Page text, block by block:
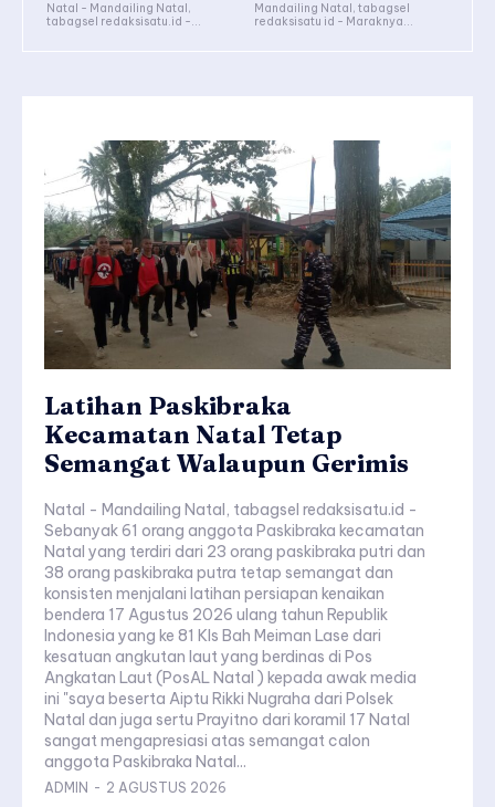
Natal - Mandailing Natal,
tabagsel redaksisatu.id -...
Mandailing Natal, tabagsel
redaksisatu id - Maraknya...
Latihan Paskibraka
Kecamatan Natal Tetap
Semangat Walaupun Gerimis
Natal - Mandailing Natal, tabagsel redaksisatu.id -
Sebanyak 61 orang anggota Paskibraka kecamatan
Natal yang terdiri dari 23 orang paskibraka putri dan
38 orang paskibraka putra tetap semangat dan
konsisten menjalani latihan persiapan kenaikan
bendera 17 Agustus 2026 ulang tahun Republik
Indonesia yang ke 81 Kls Bah Meiman Lase dari
kesatuan angkutan laut yang berdinas di Pos
Angkatan Laut (PosAL Natal ) kepada awak media
ini "saya beserta Aiptu Rikki Nugraha dari Polsek
Natal dan juga sertu Prayitno dari koramil 17 Natal
sangat mengapresiasi atas semangat calon
anggota Paskibraka Natal...
ADMIN - 2 AGUSTUS 2026